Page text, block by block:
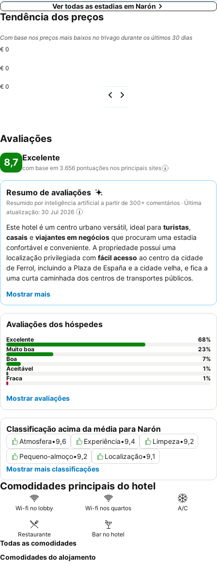
Ver todas as estadias em Narón
Tendência dos preços
Com base nos preços mais baixos no trivago durante os últimos 30 dias
€ 0
€ 0
€ 0
Avaliações
8,7 Excelente
com base em 3.656 pontuações nos principais sites
Resumo de avaliações
Resumido por inteligência artificial a partir de 300+ comentários · Última
atualização: 30 Jul 2026
Este hotel é um centro urbano versátil, ideal para turistas,
casais e viajantes em negócios que procuram uma estadia
confortável e conveniente. A propriedade possui uma
localização privilegiada com fácil acesso ao centro da cidade
de Ferrol, incluindo a Plaza de España e a cidade velha, e fica a
uma curta caminhada dos centros de transportes públicos.
proporcionando uma opção segura para hóspedes com
staff e serviço
e o delicioso e variado
Para uma experiência verdadeiramente relaxante, considere
reservar um quarto com uma
maior conforto.
Mostrar mais
Classificação acima da média para Narón
Atmosfera•9,6 Experiência•9,4 Limpeza•9,2
Pequeno-almoço•9,2 Localização•9,1
Mostrar mais classificações
Avaliações dos hóspedes
Excelente 68%
Muito boa
23%
Boa
7%
Aceitável
1%
Fraca
1%
Mostrar avaliações
Comodidades principais do hotel
Wi-fi no lobby Wi-fi nos quartos A/C
Restaurante Bar no hotel
Todas as comodidades
Comodidades do alojamento